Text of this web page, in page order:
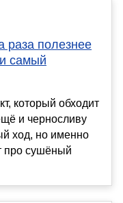
раза полезнее
самый
который обходит
и черносливу
ход, но именно
про сушёный